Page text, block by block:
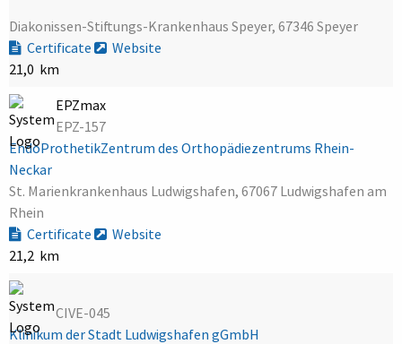
Diakonissen-Stiftungs-Krankenhaus Speyer, 67346 Speyer
Certificate
Website
21,0 km
EPZmax
EPZ-157
EndoProthetikZentrum des Orthopädiezentrums Rhein-
Neckar
St. Marienkrankenhaus Ludwigshafen, 67067 Ludwigshafen am
Rhein
Certificate
Website
21,2 km
CIVE-045
Klinikum der Stadt Ludwigshafen gGmbH